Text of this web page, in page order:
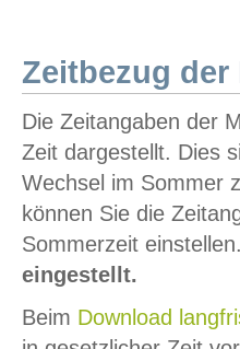
Zeitbezug der
Die Zeitangaben der
Zeit dargestellt. Dies
Wechsel im Sommer
können Sie die
Sommerzeit
eingestellt.
Beim Download